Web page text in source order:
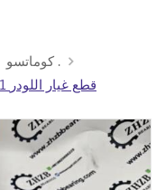
كوماتسو .
محمل Komatsu 421-22-11871 قطع غيار اللودر